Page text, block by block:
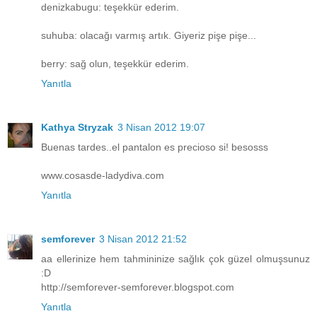
denizkabugu: teşekkür ederim.
suhuba: olacağı varmış artık. Giyeriz pişe pişe...
berry: sağ olun, teşekkür ederim.
Yanıtla
Kathya Stryzak 3 Nisan 2012 19:07
Buenas tardes..el pantalon es precioso si! besosss
www.cosasde-ladydiva.com
Yanıtla
semforever 3 Nisan 2012 21:52
aa ellerinize hem tahmininize sağlık çok güzel olmuşsunuz
:D
http://semforever-semforever.blogspot.com
Yanıtla